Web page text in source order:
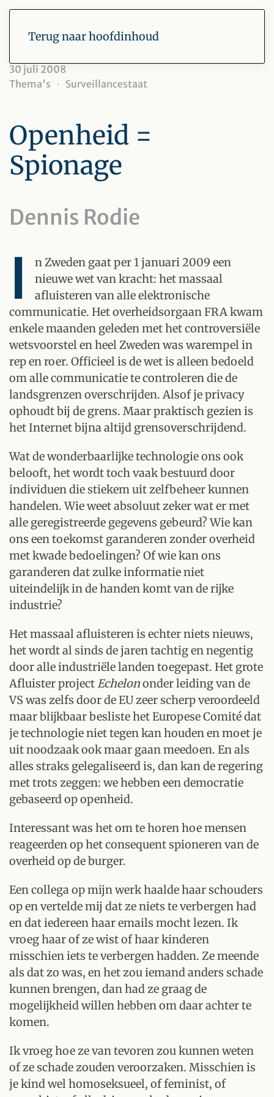
Terug naar hoofdinhoud
30 juli 2008
Thema's
Surveillancestaat
Openheid =
Spionage
Dennis Rodie
I
n Zweden gaat per 1 januari 2009 een
nieuwe wet van kracht: het massaal
afluisteren van alle elektronische
communicatie. Het overheidsorgaan FRA kwam
enkele maanden geleden met het controversiële
wetsvoorstel en heel Zweden was warempel in
rep en roer. Officieel is de wet is alleen bedoeld
om alle communicatie te controleren die de
landsgrenzen overschrijden. Alsof je privacy
ophoudt bij de grens. Maar praktisch gezien is
het Internet bijna altijd grensoverschrijdend.
Wat de wonderbaarlijke technologie ons ook
belooft, het wordt toch vaak bestuurd door
individuen die stiekem uit zelfbeheer kunnen
handelen. Wie weet absoluut zeker wat er met
alle geregistreerde gegevens gebeurd? Wie kan
ons een toekomst garanderen zonder overheid
met kwade bedoelingen? Of wie kan ons
garanderen dat zulke informatie niet
uiteindelijk in de handen komt van de rijke
industrie?
Het massaal afluisteren is echter niets nieuws,
het wordt al sinds de jaren tachtig en negentig
door alle industriële landen toegepast. Het grote
Afluister projectEchelononder leiding van de
VS was zelfs door de EU zeer scherp veroordeeld
maar blijkbaar besliste het Europese Comité dat
je technologie niet tegen kan houden en moet je
uit noodzaak ook maar gaan meedoen. En als
alles straks gelegaliseerd is, dan kan de regering
met trots zeggen: we hebben een democratie
gebaseerd op openheid.
Interessant was het om te horen hoe mensen
reageerden op het consequent spioneren van de
overheid op de burger.
Een collega op mijn werk haalde haar schouders
op en vertelde mij dat ze niets te verbergen had
en dat iedereen haar emails mocht lezen. Ik
vroeg haar of ze wist of haar kinderen
misschien iets te verbergen hadden. Ze meende
als dat zo was, en het zou iemand anders schade
kunnen brengen, dan had ze graag de
mogelijkheid willen hebben om daar achter te
komen.
Ik vroeg hoe ze van tevoren zou kunnen weten
of ze schade zouden veroorzaken. Misschien is
je kind wel homoseksueel, of feminist, of